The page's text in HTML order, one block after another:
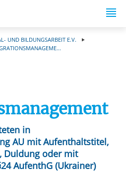
UND BILDUNGSARBEIT E.V.
in
AU mit Aufenthaltstitel,
Duldung oder mit
AufenthG (Ukrainer)